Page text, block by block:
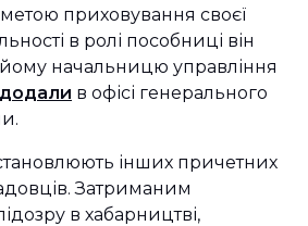
приховування своєї
в ролі пособниці він
начальницю управління
додали в офісі генерального
інших причетних
Затриманим
в хабарництві,